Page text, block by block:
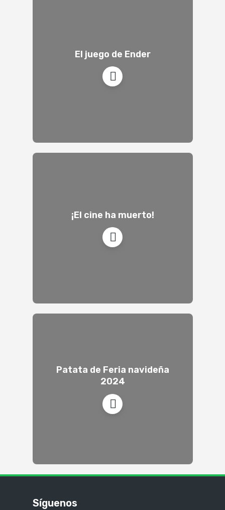
El juego de Ender
¡El cine ha muerto!
Patata de Feria navideña
2024
Síguenos